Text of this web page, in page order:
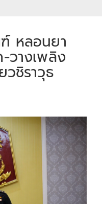
หลอนยา
วางเพลิง
ชิราวุธ